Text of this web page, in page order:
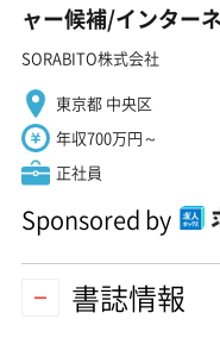
ャー候補/インター
SORABITO株式会社
東京都 中央区
年収700万円～
正社員
Sponsored by
書誌情報